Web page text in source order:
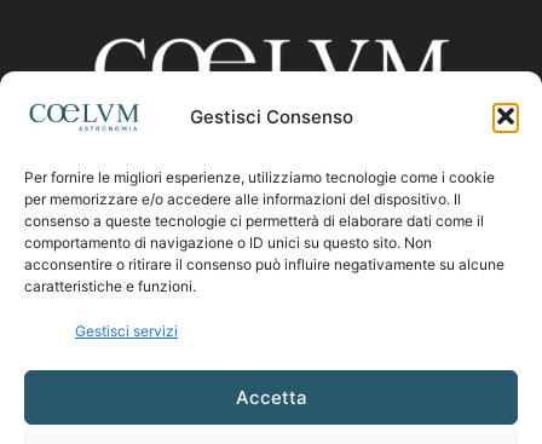
Gestisci Consenso
Per fornire le migliori esperienze, utilizziamo tecnologie come i cookie
per memorizzare e/o accedere alle informazioni del dispositivo. Il
consenso a queste tecnologie ci permetterà di elaborare dati come il
comportamento di navigazione o ID unici su questo sito. Non
acconsentire o ritirare il consenso può influire negativamente su alcune
caratteristiche e funzioni.
Gestisci servizi
Accetta
CHI SIAMO
Contattaci:coelumastro@coelum.com